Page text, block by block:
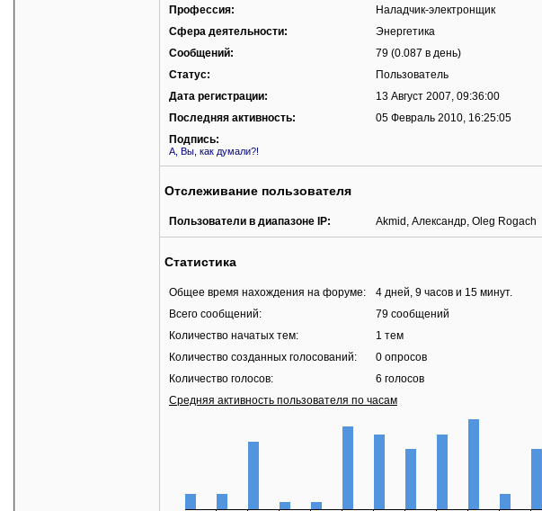
Профессия:
Наладчик-электронщик
Сфера деятельности:
Энергетика
Сообщений:
79 (0.087 в день)
Статус:
Пользователь
Дата регистрации:
13 Август 2007, 09:36:00
Последняя активность:
05 Февраль 2010, 16:25:05
Подпись:
А, Вы, как думали?!
Отслеживание пользователя
Пользователи в диапазоне IP: Akmid , Александр, Oleg Rogach
Статистика
Общее время нахождения на форуме:
4 дней, 9 часов и 15 минут.
Всего сообщений:
79 сообщений
Количество начатых тем:
1 тем
Количество созданных голосований:
0 опросов
Количество голосов:
6 голосов
Средняя активность пользователя по часам